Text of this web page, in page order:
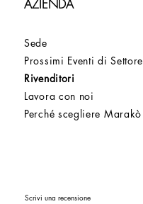
AZIENDA
Sede
Prossimi Eventi di Settore
Rivenditori
Lavora con noi
Perché scegliere Marakò
Scrivi una recensione